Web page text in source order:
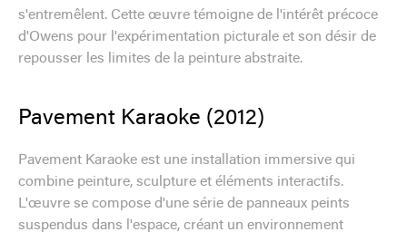
s'entremêlent. Cette œuvre témoigne de l'intérêt précoce
d'Owens pour l'expérimentation picturale et son désir de
repousser les limites de la peinture abstraite.
Pavement Karaoke (2012)
Pavement Karaoke est une installation immersive qui
combine peinture, sculpture et éléments interactifs.
L'œuvre se compose d'une série de panneaux peints
suspendus dans l'espace, créant un environnement